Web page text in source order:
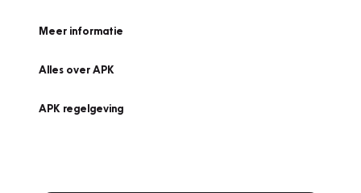
Meer informatie
Alles over APK
APK regelgeving